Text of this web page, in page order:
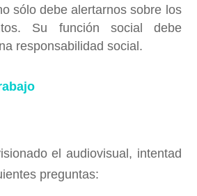
sólo debe alertarnos sobre los
Su función social debe
responsabilidad social.
el audiovisual, intentad
preguntas: